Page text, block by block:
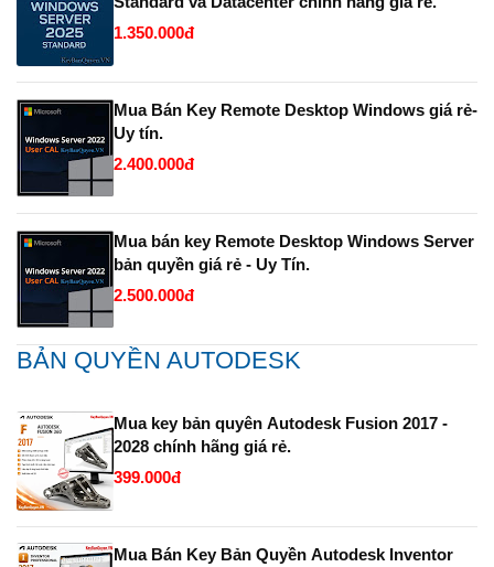
1.350.000đ
Mua Bán Key Remote Desktop Windows giá rẻ-
Uy tín.
2.400.000đ
Mua bán key Remote Desktop Windows Server
bản quyền giá rẻ - Uy Tín.
2.500.000đ
BẢN QUYỀN AUTODESK
Mua key bản quyên Autodesk Fusion 2017 -
2028 chính hãng giá rẻ.
399.000đ
Mua Bán Key Bản Quyền Autodesk Inventor